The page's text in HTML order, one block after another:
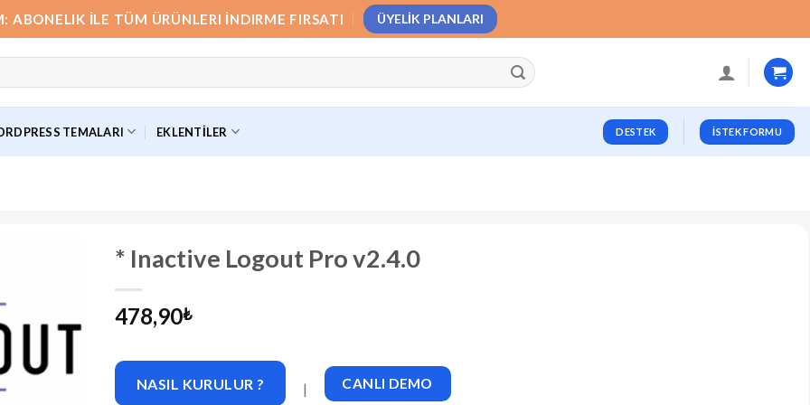
ABONELIK İLE TÜM ÜRÜNLERI İNDIRME FIRSATI ÜYELIK PLANLARI
TEMALARI EKLENTILER DESTEK İSTEK FORMU
* Inactive Logout Pro v2.4.0
478,90₺
NASIL KURULUR ? | CANLI DEMO